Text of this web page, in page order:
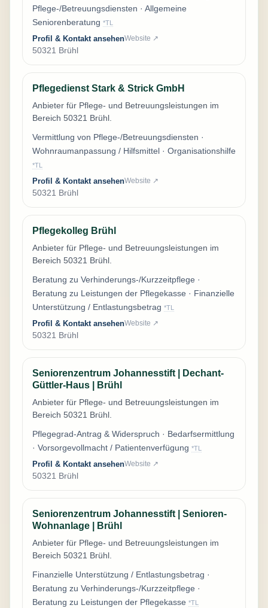
Pflege-/Betreuungsdiensten · Allgemeine
Seniorenberatung *TL
Profil & Kontakt ansehenWebsite ↗
50321 Brühl
Pflegedienst Stark & Strick GmbH
Anbieter für Pflege- und Betreuungsleistungen im
Bereich 50321 Brühl.
Vermittlung von Pflege-/Betreuungsdiensten ·
Wohnraumanpassung / Hilfsmittel · Organisationshilfe
*TL
Profil & Kontakt ansehenWebsite ↗
50321 Brühl
Pflegekolleg Brühl
Anbieter für Pflege- und Betreuungsleistungen im
Bereich 50321 Brühl.
Beratung zu Verhinderungs-/Kurzzeitpflege ·
Beratung zu Leistungen der Pflegekasse · Finanzielle
Unterstützung / Entlastungsbetrag *TL
Profil & Kontakt ansehenWebsite ↗
50321 Brühl
Seniorenzentrum Johannesstift | Dechant-
Güttler-Haus | Brühl
Anbieter für Pflege- und Betreuungsleistungen im
Bereich 50321 Brühl.
Pflegegrad-Antrag & Widerspruch · Bedarfsermittlung
· Vorsorgevollmacht / Patientenverfügung *TL
Profil & Kontakt ansehenWebsite ↗
50321 Brühl
Seniorenzentrum Johannesstift | Senioren-
Wohnanlage | Brühl
Anbieter für Pflege- und Betreuungsleistungen im
Bereich 50321 Brühl.
Finanzielle Unterstützung / Entlastungsbetrag ·
Beratung zu Verhinderungs-/Kurzzeitpflege ·
Beratung zu Leistungen der Pflegekasse *TL